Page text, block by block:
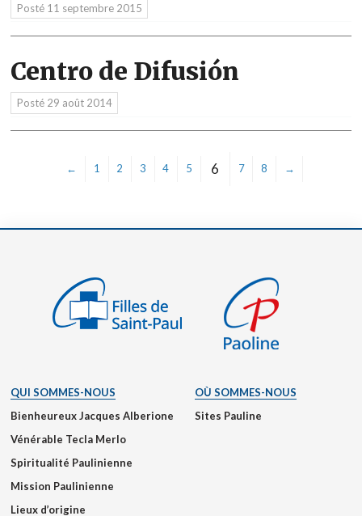
Posté 11 septembre 2015
Centro de Difusión
Posté 29 août 2014
← 1 2 3 4 5 6 7 8 →
QUI SOMMES-NOUS
Bienheureux Jacques Alberione
Vénérable Tecla Merlo
Spiritualité Paulinienne
Mission Paulinienne
Lieux d’origine
OÙ SOMMES-NOUS
Sites Pauline